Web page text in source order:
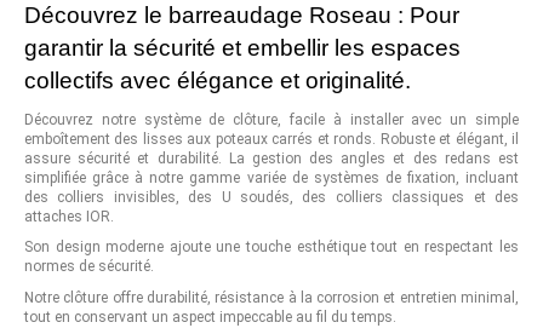
Découvrez le barreaudage Roseau : Pour
garantir la sécurité et embellir les espaces
collectifs avec élégance et originalité.
Découvrez notre système de clôture, facile à installer avec un simple
emboîtement des lisses aux poteaux carrés et ronds. Robuste et élégant, il
assure sécurité et durabilité. La gestion des angles et des redans est
simplifiée grâce à notre gamme variée de systèmes de fixation, incluant
des colliers invisibles, des U soudés, des colliers classiques et des
attaches IOR.
Son design moderne ajoute une touche esthétique tout en respectant les
normes de sécurité.
Notre clôture offre durabilité, résistance à la corrosion et entretien minimal,
tout en conservant un aspect impeccable au fil du temps.